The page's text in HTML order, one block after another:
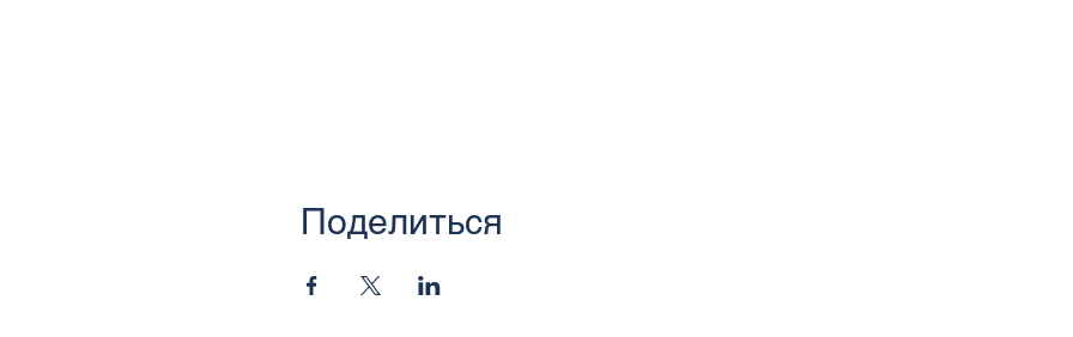
Поделиться